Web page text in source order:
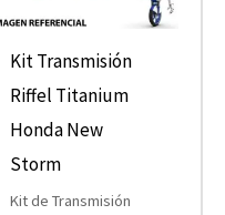
Kit Transmisión
Riffel Titanium
Honda New
Storm
Kit de Transmisión